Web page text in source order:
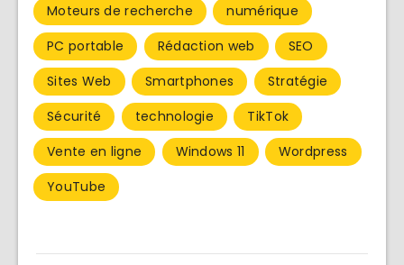
Moteurs de recherche
numérique
PC portable
Rédaction web
SEO
Sites Web
Smartphones
Stratégie
Sécurité
technologie
TikTok
Vente en ligne
Windows 11
Wordpress
YouTube